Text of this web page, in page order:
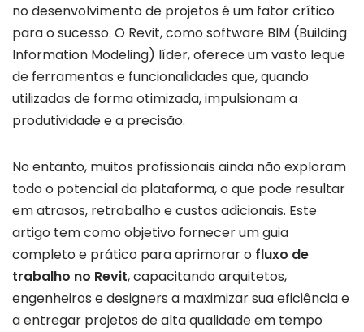
no desenvolvimento de projetos é um fator crítico
para o sucesso. O Revit, como software BIM (Building
Information Modeling) líder, oferece um vasto leque
de ferramentas e funcionalidades que, quando
utilizadas de forma otimizada, impulsionam a
produtividade e a precisão.
No entanto, muitos profissionais ainda não exploram
todo o potencial da plataforma, o que pode resultar
em atrasos, retrabalho e custos adicionais. Este
artigo tem como objetivo fornecer um guia
completo e prático para aprimorar o fluxo de
trabalho no Revit, capacitando arquitetos,
engenheiros e designers a maximizar sua eficiência e
a entregar projetos de alta qualidade em tempo